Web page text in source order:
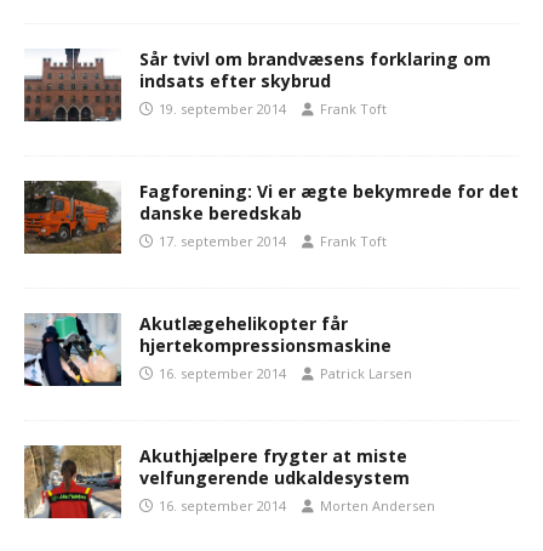
Sår tvivl om brandvæsens forklaring om
indsats efter skybrud
19. september 2014 Frank Toft
Fagforening: Vi er ægte bekymrede for det
danske beredskab
17. september 2014 Frank Toft
Akutlægehelikopter får
hjertekompressionsmaskine
16. september 2014 Patrick Larsen
Akuthjælpere frygter at miste
velfungerende udkaldesystem
16. september 2014 Morten Andersen